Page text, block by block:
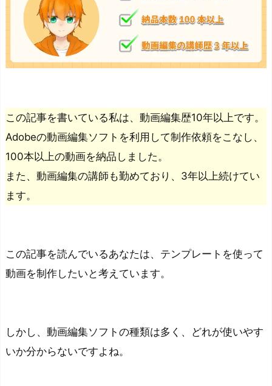
この記事を書いている私は、動画編集歴10年以上です。
Adobeの動画編集ソフトを利用して制作依頼をこなし、
100本以上の動画を納品しました。
また、動画編集の講師も勤めており、3年以上続けてい
ます。
この記事を読んでいるあなたは、テンプレートを使って
動画を制作したいと考えています。
しかし、動画編集ソフトの種類は多く、どれが使いやす
いか分からないですよね。